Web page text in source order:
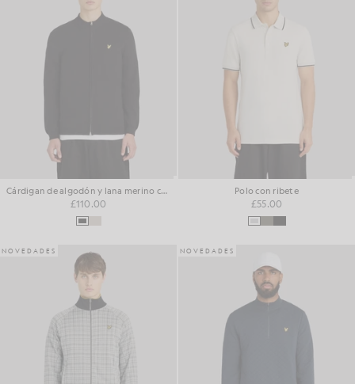
Cárdigan de algodón y lana merino con cremallera
£110.00
Polo con ribete
£55.00
NOVEDADES NOVEDADES